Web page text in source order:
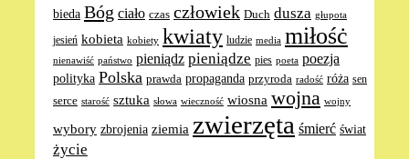
bieda Bóg ciało czas człowiek Duch dusza głupota
jesień kobieta kobiety kwiaty ludzie media miłośċ
nienawiść państwo pieniądz pieniądze pies poeta poezja
polityka Polska prawda propaganda przyroda radość róża sen
serce starość sztuka słowa wieczność wiosna wojna wojny
wybory zbrojenia ziemia zwierzęta śmierć świat
życie